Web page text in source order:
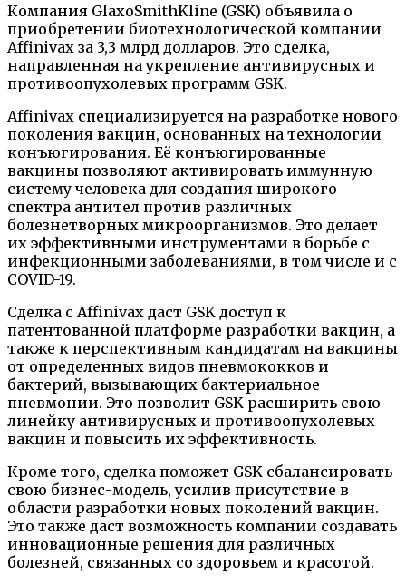
Компания GlaxoSmithKline (GSK) объявила о
приобретении биотехнологической компании
Affinivax за 3,3 млрд долларов. Это сделка,
направленная на укрепление антивирусных и
противоопухолевых программ GSK.
Affinivax специализируется на разработке нового
поколения вакцин, основанных на технологии
конъюгирования. Её конъюгированные
вакцины позволяют активировать иммунную
систему человека для создания широкого
спектра антител против различных
болезнетворных микроорганизмов. Это делает
их эффективными инструментами в борьбе с
инфекционными заболеваниями, в том числе и с
COVID-19.
Сделка с Affinivax даст GSK доступ к
патентованной платформе разработки вакцин, а
также к перспективным кандидатам на вакцины
от определенных видов пневмококков и
бактерий, вызывающих бактериальное
пневмонии. Это позволит GSK расширить свою
линейку антивирусных и противоопухолевых
вакцин и повысить их эффективность.
Кроме того, сделка поможет GSK сбалансировать
свою бизнес-модель, усилив присутствие в
области разработки новых поколений вакцин.
Это также даст возможность компании создавать
инновационные решения для различных
болезней, связанных со здоровьем и красотой.